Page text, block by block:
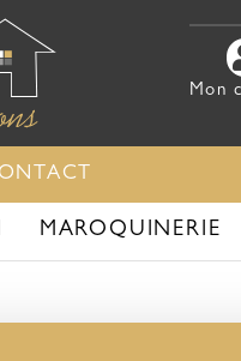
Mon
MAROQUINERIE